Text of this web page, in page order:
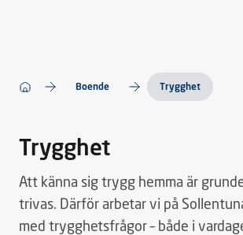
Boende Trygghet
Trygghet
Att känna sig trygg hemma är
trivas. Därför arbetar vi på
med trygghetsfrågor – både i